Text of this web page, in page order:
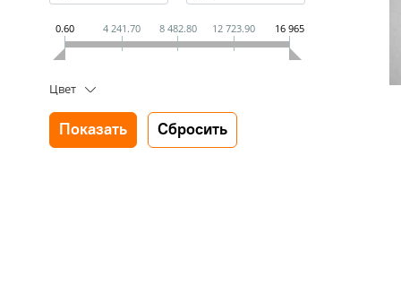
0.60 4 241.70 8 482.80 12 723.90 16 965
Цвет